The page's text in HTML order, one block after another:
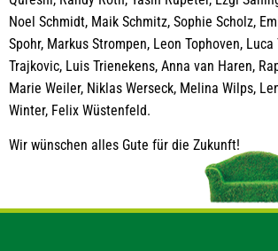
Noel Schmidt, Maik Schmitz, Sophie Scholz,
Spohr, Markus Strompen, Leon Tophoven,
Trajkovic, Luis Trienekens, Anna van Haren,
Marie Weiler, Niklas Werseck, Melina Wilps,
Winter, Felix Wüstenfeld.
Wir wünschen alles Gute für die Zukunft!